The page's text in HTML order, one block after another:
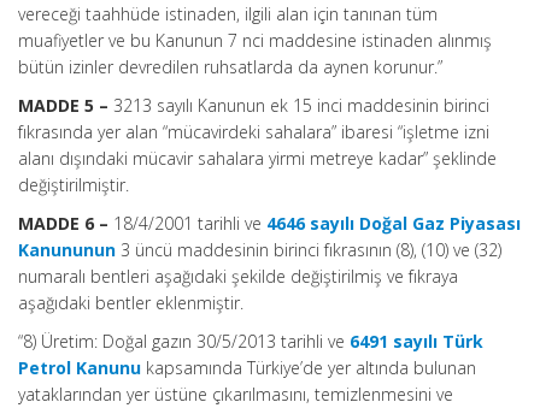
vereceği taahhüde istinaden, ilgili alan için tanınan tüm
muafiyetler ve bu Kanunun 7 nci maddesine istinaden alınmış
bütün izinler devredilen ruhsatlarda da aynen korunur.”
MADDE 5 – 3213 sayılı Kanunun ek 15 inci maddesinin birinci
fıkrasında yer alan “mücavirdeki sahalara” ibaresi “işletme izni
alanı dışındaki mücavir sahalara yirmi metreye kadar” şeklinde
değiştirilmiştir.
MADDE 6 – 18/4/2001 tarihli ve 4646 sayılı Doğal Gaz Piyasası
Kanununun 3 üncü maddesinin birinci fıkrasının (8), (10) ve (32)
numaralı bentleri aşağıdaki şekilde değiştirilmiş ve fıkraya
aşağıdaki bentler eklenmiştir.
“8) Üretim: Doğal gazın 30/5/2013 tarihli ve 6491 sayılı Türk
Petrol Kanunu kapsamında Türkiye’de yer altında bulunan
yataklarından yer üstüne çıkarılmasını, temizlenmesini ve